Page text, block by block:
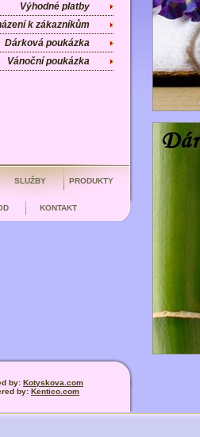
Výhodné platby
k zákazníkům
Dárková poukázka
Vánoční poukázka
SLUŽBY PRODUKTY
KONTAKT
by: Kotyskova.com
by: Kentico.com